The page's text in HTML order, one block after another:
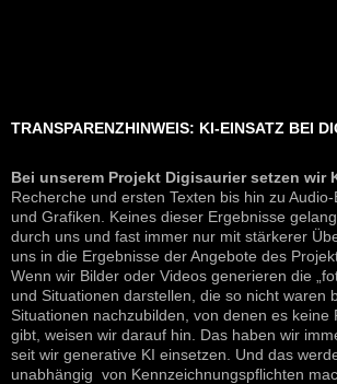
TRANSPARENZHINWEIS: KI-EINSATZ BEI
Bei unserem Projekt Digisaurier setzen wir
Recherche und ersten Texten bis hin zu
und Grafiken. Keines dieser Ergebnisse
durch uns und fast immer nur mit stärkerer
uns in die Ergebnisse der Angebote des
Wenn wir Bilder oder Videos generieren die
und Situationen darstellen, die so nicht waren
Situationen nachzubilden, von denen es keine
gibt, weisen wir darauf hin. Das haben wir
seit wir generative KI einsetzen. Und das
unabhängig von Kennzeichnungspflichten